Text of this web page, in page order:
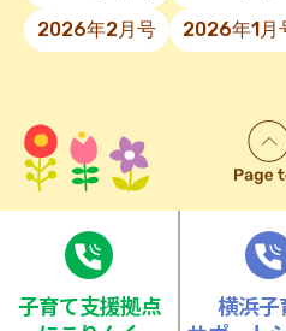
2026年2月号
2026年1月
⼦育て⽀援拠点
横浜子